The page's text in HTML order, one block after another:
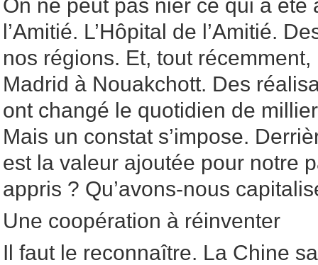
On ne peut pas nier ce qui a été
l’Amitié. L’Hôpital de l’Amitié.
nos régions. Et, tout
Madrid à Nouakchott. Des
ont changé le quotidien de
Mais un constat s’impose.
est la valeur ajoutée pour notre
appris ? Qu’avons-nous
Une coopération à réinventer
Il faut le reconnaître. La Chine